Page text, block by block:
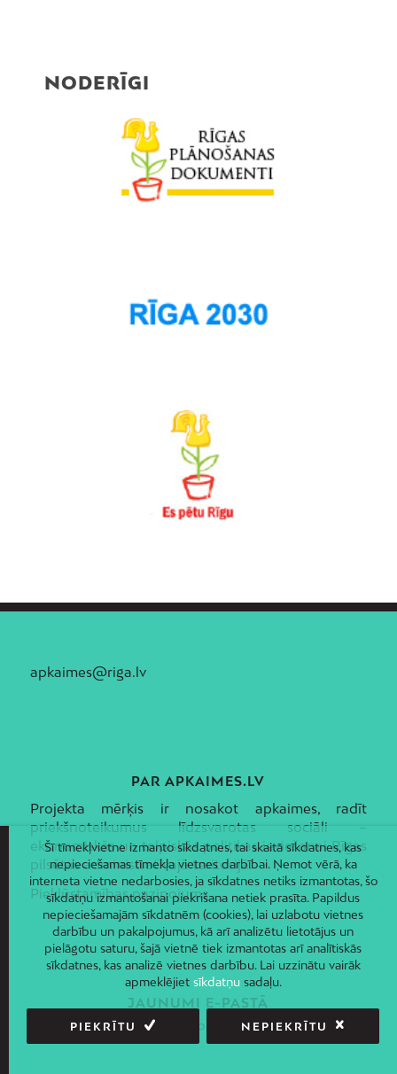
NODERĪGI
apkaimes@riga.lv
PAR APKAIMES.LV
Projekta mērķis ir nosakot apkaimes, radīt
priekšnoteikumus līdzsvarotas sociāli –
ekonomiskās un telpiskās politikas ieviešanai Rīgas
pilsētas administratīvajā teritorijā.
Piekļūstamības paziņojums
JAUNUMI E-PASTĀ
Piesakies un saņem jaunāko informāciju savā e-pastā!
Šī tīmekļvietne izmanto sīkdatnes, tai skaitā sīkdatnes, kas
nepieciešamas tīmekļa vietnes darbībai. Ņemot vērā, ka
interneta vietne nedarbosies, ja sīkdatnes netiks izmantotas, šo
sīkdatņu izmantošanai piekrišana netiek prasīta. Papildus
nepieciešamajām sīkdatnēm (cookies), lai uzlabotu vietnes
darbību un pakalpojumus, kā arī analizētu lietotājus un
pielāgotu saturu, šajā vietnē tiek izmantotas arī analītiskās
sīkdatnes, kas analizē vietnes darbību. Lai uzzinātu vairāk
apmeklējiet sīkdatņusadaļu.
PIEKRĪTU NEPIEKRĪTU